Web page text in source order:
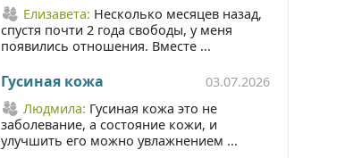
Елизавета: Несколько месяцев назад,
спустя почти 2 года свободы, у меня
появились отношения. Вместе ...
Гусиная кожа
03.07.2026
Людмила: Гусиная кожа это не
заболевание, а состояние кожи, и
улучшить его можно увлажнением ...